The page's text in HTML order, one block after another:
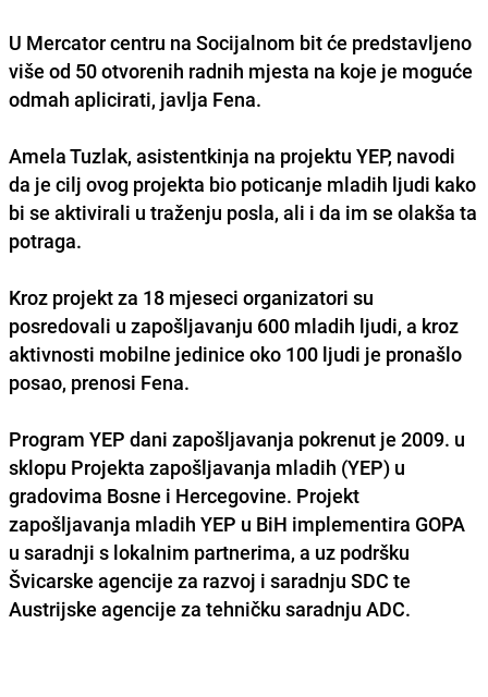
U Mercator centru na Socijalnom bit će predstavljeno
više od 50 otvorenih radnih mjesta na koje je moguće
odmah aplicirati, javlja Fena.
Amela Tuzlak, asistentkinja na projektu YEP, navodi
da je cilj ovog projekta bio poticanje mladih ljudi kako
bi se aktivirali u traženju posla, ali i da im se olakša ta
potraga.
Kroz projekt za 18 mjeseci organizatori su
posredovali u zapošljavanju 600 mladih ljudi, a kroz
aktivnosti mobilne jedinice oko 100 ljudi je pronašlo
posao, prenosi Fena.
Program YEP dani zapošljavanja pokrenut je 2009. u
sklopu Projekta zapošljavanja mladih (YEP) u
gradovima Bosne i Hercegovine. Projekt
zapošljavanja mladih YEP u BiH implementira GOPA
u saradnji s lokalnim partnerima, a uz podršku
Švicarske agencije za razvoj i saradnju SDC te
Austrijske agencije za tehničku saradnju ADC.